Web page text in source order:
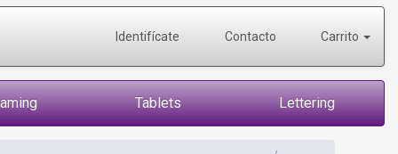
Identifícate Contacto Carrito
Tablets Lettering